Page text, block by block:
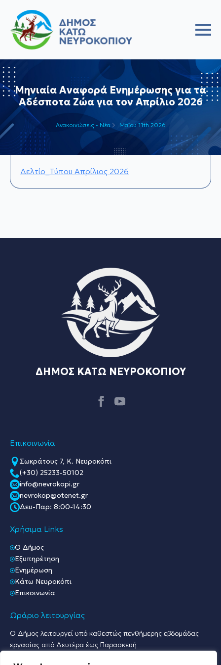
Μηνιαία Αναφορά Ενημέρωσης για τα
Αδέσποτα Ζώα για τον Απρίλιο 2026
Ανακοινώσεις - Νέα Μαΐου 11th 2026
Δελτίο_Τύπου Απρίλιος 2026
ΔΗΜΟΣ ΚΑΤΩ ΝΕΥΡΟΚΟΠΙΟΥ
Επικοινωνία
Σωκράτους 7, Κ. Νευροκόπι
(+30) 25233-50102
info@nevrokopi.gr
nevrokop@otenet.gr
Δευ-Παρ: 8:00-14:30
Χρήσιμα Links
O Δήμος
Εξυπηρέτηση
Ενημέρωση
Κάτω Νευροκόπι
Επικοινωνία
Ωράριο λειτουργίας
Ο Δήμος λειτουργεί υπό καθεστώς πενθήμερης εβδομάδας
εργασίας από Δευτέρα έως Παρασκευή